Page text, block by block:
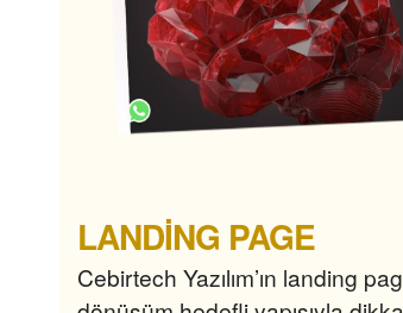
LANDİNG PAGE
Cebirtech Yazılım’ın landing